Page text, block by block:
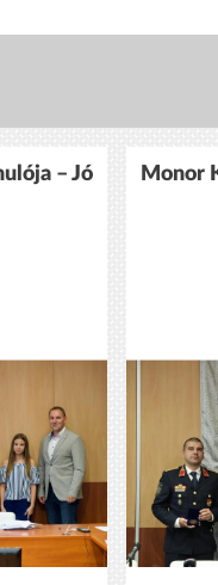
– Jó
Monor